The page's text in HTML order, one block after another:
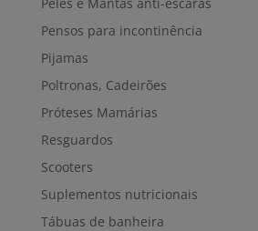
Pensos para incontinência
Pijamas
Poltronas, Cadeirões
Próteses Mamárias
Resguardos
Scooters
Suplementos nutricionais
Tábuas de banheira